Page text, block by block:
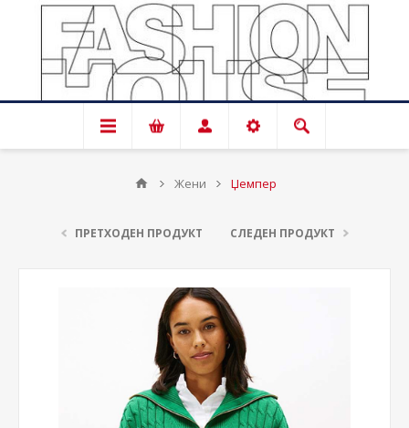
Жени Џемпер
ПРЕТХОДЕН ПРОДУКТ СЛЕДЕН ПРОДУКТ